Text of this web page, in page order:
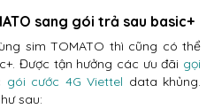
sang gói trả sau basic+
sim TOMATO thì cũng có thể
Được tận hưởng các ưu đãi gọi
gói cước 4G Viettel data khủng.
sau: